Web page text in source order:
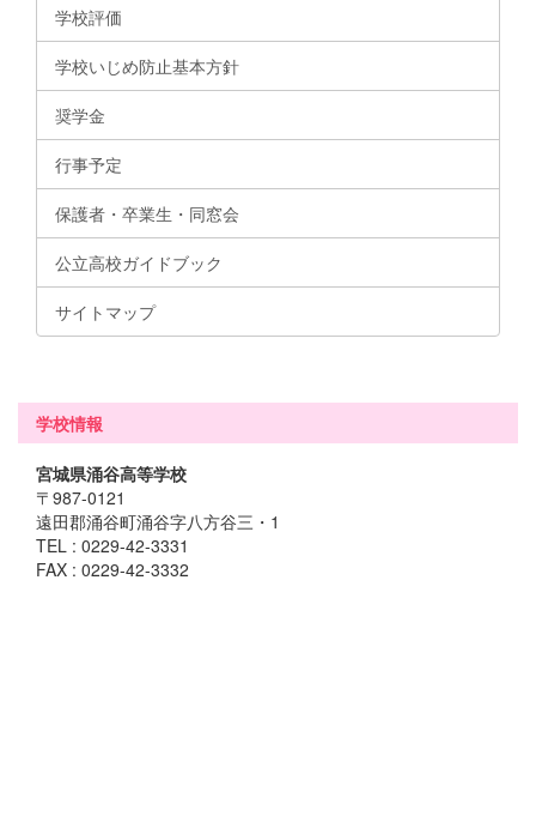
学校評価
学校いじめ防止基本方針
奨学金
行事予定
保護者・卒業生・同窓会
公立高校ガイドブック
サイトマップ
学校情報
宮城県涌谷高等学校
〒987-0121
遠田郡涌谷町涌谷字八方谷三・1
TEL : 0229-42-3331
FAX : 0229-42-3332